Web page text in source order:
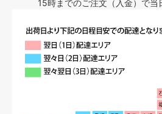
15時までのご注文（入金）で当